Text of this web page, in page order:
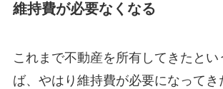
維持費が必要なくなる
これまで不動産を所有してきたとい
ば、やはり維持費が必要になってき